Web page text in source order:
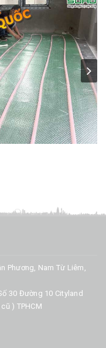
Phương, Nam Từ Liêm,
30 Đường 10 Cityland
) TPHCM